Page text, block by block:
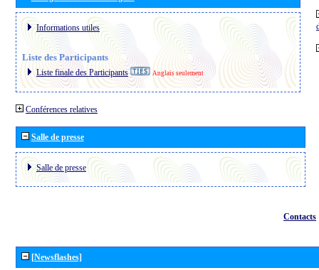
Informations utiles
Liste des Participants
Liste finale des Participants Anglais seulement
Conférences relatives
Salle de presse
Salle de presse
Contacts
[Newsflashes]